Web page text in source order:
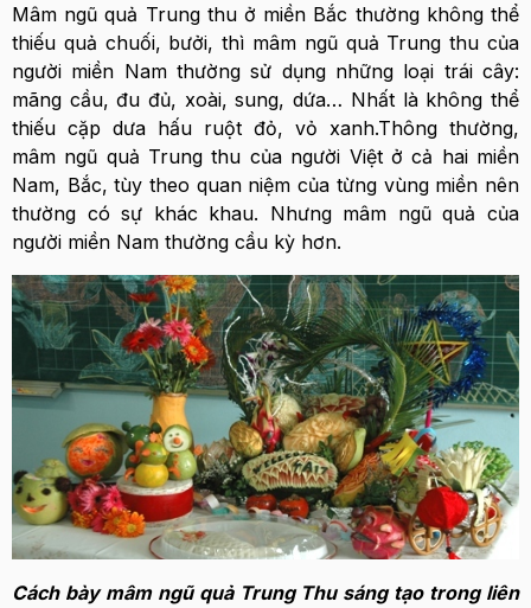
Mâm ngũ quả Trung thu ở miền Bắc thường không thể
thiếu quả chuối, bưởi, thì mâm ngũ quả Trung thu của
người miền Nam thường sử dụng những loại trái cây:
mãng cầu, đu đủ, xoài, sung, dứa… Nhất là không thể
thiếu cặp dưa hấu ruột đỏ, vỏ xanh.Thông thường,
mâm ngũ quả Trung thu của người Việt ở cả hai miền
Nam, Bắc, tùy theo quan niệm của từng vùng miền nên
thường có sự khác khau. Nhưng mâm ngũ quả của
người miền Nam thường cầu kỳ hơn.
Cách bày mâm ngũ quả Trung Thu sáng tạo trong liên